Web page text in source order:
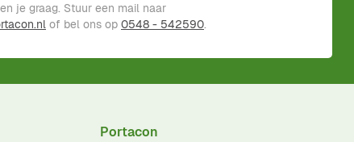
je graag. Stuur een mail naar
of bel ons op 0548 - 542590.
Portacon